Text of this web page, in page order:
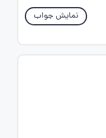
نمایش جواب